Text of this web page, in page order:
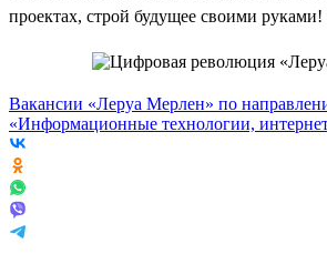
проектах, строй будущее своими руками!
Вакансии «Леруа Мерлен» по
«Информационные технологии,